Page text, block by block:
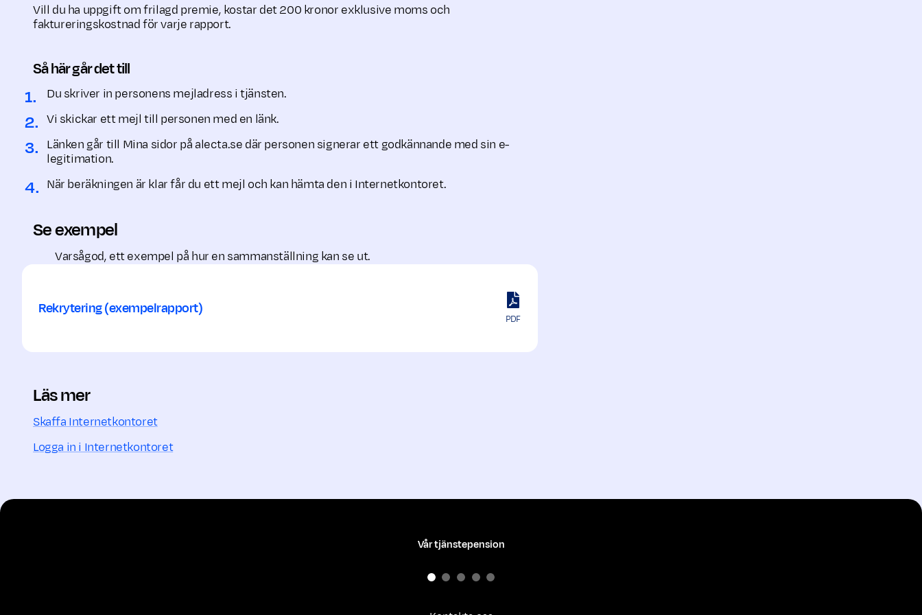
Vill du ha uppgift om frilagd premie, kostar det 200 kronor exklusive moms och
faktureringskostnad för varje rapport.
Så här går det till
Du skriver in personens mejladress i tjänsten.
Vi skickar ett mejl till personen med en länk.
Länken går till Mina sidor på alecta.se där personen signerar ett godkännande med sin e-
legitimation.
När beräkningen är klar får du ett mejl och kan hämta den i Internetkontoret.
Se exempel
Varsågod, ett exempel på hur en sammanställning kan se ut.
Rekrytering (exempelrapport)
PDF
Läs mer
Skaffa Internetkontoret
Logga in i Internetkontoret
Vår tjänstepension